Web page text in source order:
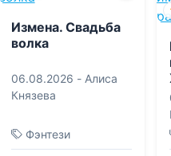
Измена. Свадьба
волка
06.08.2026 - Алиса
Князева
Фэнтези